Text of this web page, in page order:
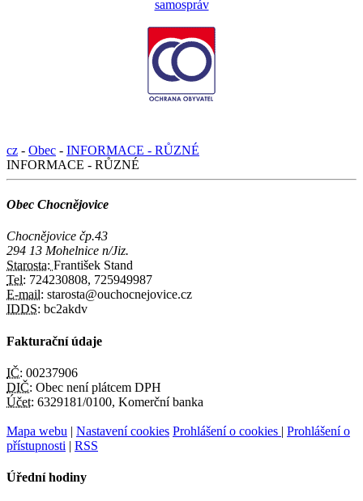
cz - Obec - INFORMACE - RŮZNÉ
INFORMACE - RŮZNÉ
Obec Chocnějovice
Chocnějovice čp.43
294 13 Mohelnice n/Jiz.
Starosta: František Stand
Tel: 724230808, 725949987
E-mail: starosta@ouchocnejovice.cz
IDDS: bc2akdv
Fakturační údaje
IČ: 00237906
DIČ: Obec není plátcem DPH
Účet: 6329181/0100, Komerční banka
Mapa webu | Nastavení cookies Prohlášení o cookies | Prohlášení o
přístupnosti | RSS
Úřední hodiny